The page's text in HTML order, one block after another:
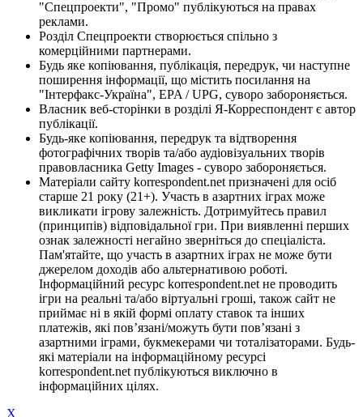
"Спецпроекти", "Промо" публікуються на правах
реклами.
Розділ Спецпроекти створюється спільно з
комерційними партнерами.
Будь яке копіювання, публікація, передрук, чи наступне
поширення інформації, що містить посилання на
"Інтерфакс-Україна", EPA / UPG, суворо забороняється.
Власник веб-сторінки в розділі Я-Корреспондент є автор
публікації.
Будь-яке копіювання, передрук та відтворення
фотографічних творів та/або аудіовізуальних творів
правовласника Getty Images - суворо забороняється.
Матеріали сайту korrespondent.net призначені для осіб
старше 21 року (21+). Участь в азартних іграх може
викликати ігрову залежність. Дотримуйтесь правил
(принципів) відповідальної гри. При виявленні перших
ознак залежності негайно зверніться до спеціаліста.
Пам'ятайте, що участь в азартних іграх не може бути
джерелом доходів або альтернативою роботі.
Інформаційний ресурс korrespondent.net не проводить
ігри на реальні та/або віртуальні гроші, також сайт не
приймає ні в якій формі оплату ставок та інших
платежів, які пов’язані/можуть бути пов’язані з
азартними іграми, букмекерами чи тоталізаторами. Будь-
які матеріали на інформаційному ресурсі
korrespondent.net публікуються виключно в
інформаційних цілях.
X